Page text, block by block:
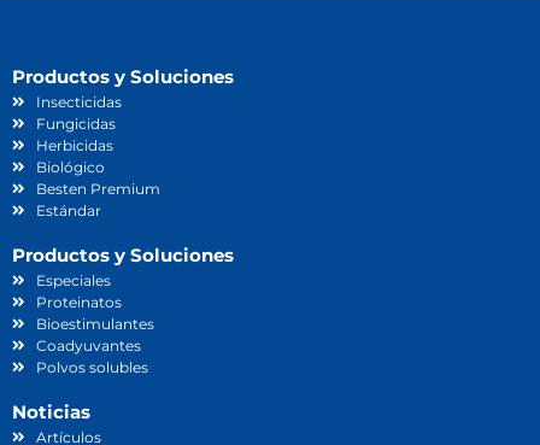
Productos y Soluciones
Insecticidas
Fungicidas
Herbicidas
Biológico
Besten Premium
Estándar
Productos y Soluciones
Especiales
Proteinatos
Bioestimulantes
Coadyuvantes
Polvos solubles
Noticias
Artículos